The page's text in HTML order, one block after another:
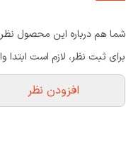
شما هم درباره این محصول نظر
برای ثبت نظر، لازم است
افزودن نظر